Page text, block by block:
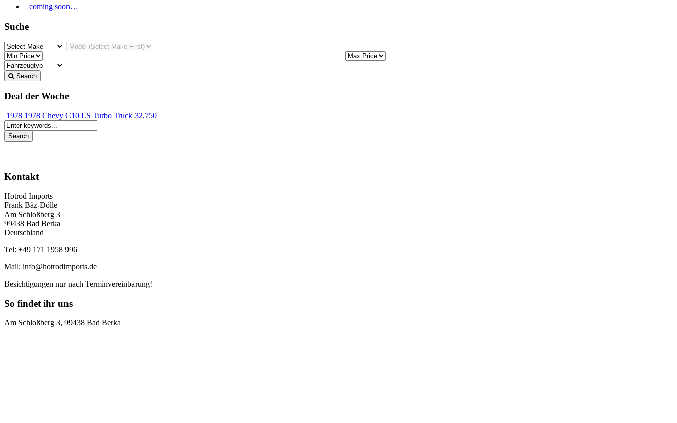
coming soon…
Suche
Search
Deal der Woche
1978 1978 Chevy C10 LS Turbo Truck 32,750
Kontakt
Hotrod Imports
Frank Bäz-Dölle
Am Schloßberg 3
99438 Bad Berka
Deutschland
Tel: +49 171 1958 996
Mail: info@hotrodimports.de
Besichtigungen nur nach Terminvereinbarung!
So findet ihr uns
Am Schloßberg 3, 99438 Bad Berka